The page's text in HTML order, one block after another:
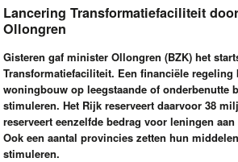
Lancering Transformatiefaciliteit
Ollongren
Gisteren gaf minister Ollongren (BZK) het
Transformatiefaciliteit. Een financiële regeling
woningbouw op leegstaande of onderbenutte
stimuleren. Het Rijk reserveert daarvoor 38
reserveert eenzelfde bedrag voor leningen
Ook een aantal provincies zetten hun
stimuleren.